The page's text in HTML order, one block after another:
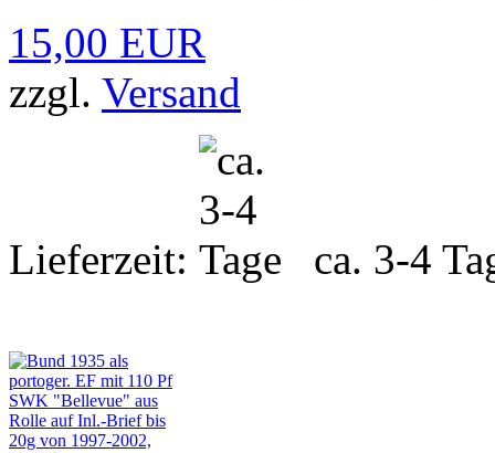
15,00 EUR
zzgl. Versand
Lieferzeit: ca. 3-4